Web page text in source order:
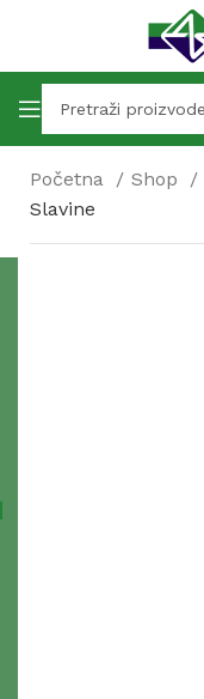
Početna Shop
Slavine